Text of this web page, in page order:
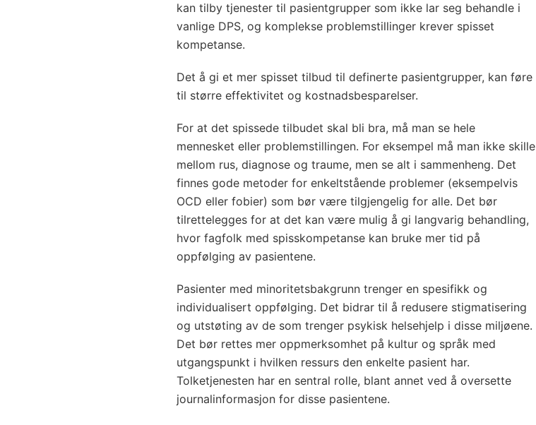
kan tilby tjenester til pasientgrupper som ikke lar seg behandle i
vanlige DPS, og komplekse problemstillinger krever spisset
kompetanse.
Det å gi et mer spisset tilbud til definerte pasientgrupper, kan føre
til større effektivitet og kostnadsbesparelser.
For at det spissede tilbudet skal bli bra, må man se hele
mennesket eller problemstillingen. For eksempel må man ikke skille
mellom rus, diagnose og traume, men se alt i sammenheng. Det
finnes gode metoder for enkeltstående problemer (eksempelvis
OCD eller fobier) som bør være tilgjengelig for alle. Det bør
tilrettelegges for at det kan være mulig å gi langvarig behandling,
hvor fagfolk med spisskompetanse kan bruke mer tid på
oppfølging av pasientene.
Pasienter med minoritetsbakgrunn trenger en spesifikk og
individualisert oppfølging. Det bidrar til å redusere stigmatisering
og utstøting av de som trenger psykisk helsehjelp i disse miljøene.
Det bør rettes mer oppmerksomhet på kultur og språk med
utgangspunkt i hvilken ressurs den enkelte pasient har.
Tolketjenesten har en sentral rolle, blant annet ved å oversette
journalinformasjon for disse pasientene.